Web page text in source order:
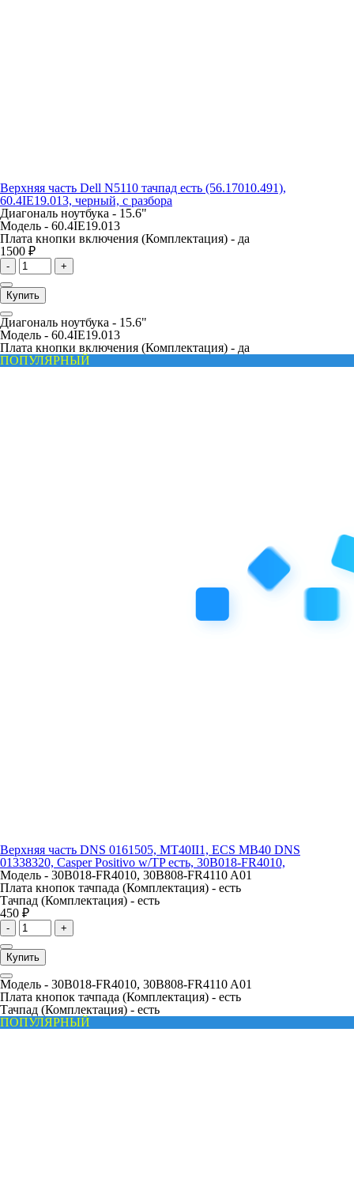
Верхняя часть Dell N5110 тачпад есть (56.17010.491),
60.4IE19.013, черный, с разбора
Диагональ ноутбука - 15.6"
Модель - 60.4IE19.013
Плата кнопки включения (Комплектация) - да
1500 ₽
- +
Купить
Диагональ ноутбука - 15.6"
Модель - 60.4IE19.013
Плата кнопки включения (Комплектация) - да
ПОПУЛЯРНЫЙ
Верхняя часть DNS 0161505, MT40II1, ECS MB40 DNS
01338320, Casper Positivo w/TP есть, 30B018-FR4010,
Модель - 30B018-FR4010, 30B808-FR4110 A01
Плата кнопок тачпада (Комплектация) - есть
Тачпад (Комплектация) - есть
450 ₽
- +
Купить
Модель - 30B018-FR4010, 30B808-FR4110 A01
Плата кнопок тачпада (Комплектация) - есть
Тачпад (Комплектация) - есть
ПОПУЛЯРНЫЙ